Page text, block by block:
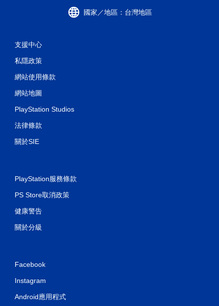
國家／地區：台灣地區
支援中心
私隱政策
網站使用條款
網站地圖
PlayStation Studios
法律條款
關於SIE
PlayStation服務條款
PS Store取消政策
健康警告
關於分級
Facebook
Instagram
Android應用程式